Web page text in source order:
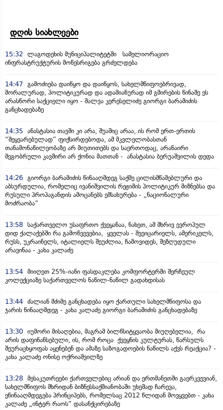
დღის სიახლეები
15:32
ლაგოდეხის მუნიციპალიტეტში სამელიორაციო
ინფრასტრუქტურის მოწესრიგება გრძელდება
14:47 გამოძიება დაიწყო და დაიწყოს, სახელმწიფოებრივად,
მორალურად, პოლიტიკურად და ადამიანურად იმ გმირების წინაშე ეს
არასწორი საქციელი იყო - შალვა კერესელიძე გიორგი ბარამიძის
განცხადებაზე
14:35 ანასტასია თავში კი არა, შუაშიც არაა,.ის რომ ერთ-ერთის
“შეყვარებულად” ფიქსირდებოდა, ამ მკვლელობასთან
თანამონაწილეობაზე არ მიუთითებს და საერთოდაც, არანაირი
მეგობრული კავშირი არ ქონია მათთან - ანასტასია ბერუაშვილის დედა
14:26 გიორგი ბარამიძის წინააღმდეგ საქმე ცილისმწამებლური და
აბსურდულია, რომელიც ივანიშვილის რეჟიმის პოლიტიკურ მიზნებსა და
რუსული პროპაგანდის ამოცანებს ემსახურება - „ნაციონალური
მოძრაობა”
13:58 საქართველო უსაფრთო ქვეყანაა, ნახეთ, ამ მხრივ ევროპულ
დიდ ქალაქებში რა გამოწვევებია, ყველას - შვეიცარიელს, ამერიკელს,
რუსს, უკრაინელს, იტალიელს შეუძლია, ჩამოვიდეს, შეზღუდული
არავინაა - კახა კალაძე
13:54 მიიღეთ 25%-იანი ფასდაკლება კომფორტერში შერჩეულ
კოლექციაზე საქართველოს ნაწილ-ნაწილ გადახდისას
13:44 ძალიან მძიმე განცხადება იყო ქართული სახელმწიფოსა და
ჯარის წინააღმდეგ - კახა კალაძე გიორგი ბარამიძის განცხადებაზე
13:30 იუმორი მისაღებია, მაგრამ ბილწსიტყვაობა მიუღებელია, რა
არის დაფინანსებული, ის, რომ როცა ქვეყნის კულტურას, წარსულს
შეურაცხყოფას აყენებენ და ამაზე საზოგადოების ნაწილს აქვს რეაქცია? -
კახა კალაძე ონისე ოქრიაშვილზე
13:28 მესაკუთრეები ქართველებიც არიან და ერთმანეთში გაერკვევიან,
სახელმწიფოს მხრიდან ბიზნესსაქმიანობაში უხეშად ჩარევა,
ეწინააღმდეგება პრინციპებს, რომელსაც 2012 წლიდან მოვყვებთ - კახა
კალაძე „ინტერ რაოს“ დასანქცირებაზე